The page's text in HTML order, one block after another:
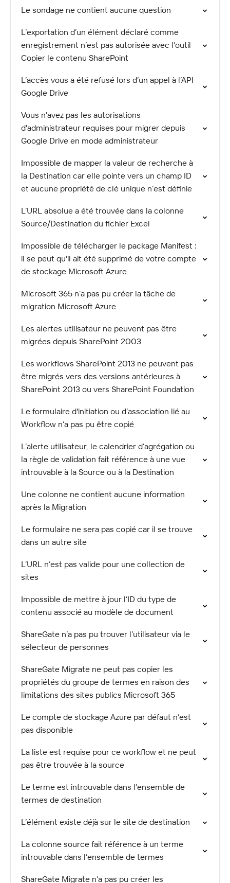
Le sondage ne contient aucune question
L’exportation d’un élément déclaré comme
enregistrement n’est pas autorisée avec l’outil
Copier le contenu SharePoint
L’accès vous a été refusé lors d’un appel à l’API
Google Drive
Vous n'avez pas les autorisations
d'administrateur requises pour migrer depuis
Google Drive en mode administrateur
Impossible de mapper la valeur de recherche à
la Destination car elle pointe vers un champ ID
et aucune propriété de clé unique n’est définie
L’URL absolue a été trouvée dans la colonne
Source/Destination du fichier Excel
Impossible de télécharger le package Manifest :
il se peut qu'il ait été supprimé de votre compte
de stockage Microsoft Azure
Microsoft 365 n’a pas pu créer la tâche de
migration Microsoft Azure
Les alertes utilisateur ne peuvent pas être
migrées depuis SharePoint 2003
Les workflows SharePoint 2013 ne peuvent pas
être migrés vers des versions antérieures à
SharePoint 2013 ou vers SharePoint Foundation
Le formulaire d'initiation ou d’association lié au
Workflow n’a pas pu être copié
L’alerte utilisateur, le calendrier d’agrégation ou
la règle de validation fait référence à une vue
introuvable à la Source ou à la Destination
Une colonne ne contient aucune information
après la Migration
Le formulaire ne sera pas copié car il se trouve
dans un autre site
L’URL n’est pas valide pour une collection de
sites
Impossible de mettre à jour l’ID du type de
contenu associé au modèle de document
ShareGate n’a pas pu trouver l’utilisateur via le
sélecteur de personnes
ShareGate Migrate ne peut pas copier les
propriétés du groupe de termes en raison des
limitations des sites publics Microsoft 365
Le compte de stockage Azure par défaut n’est
pas disponible
La liste est requise pour ce workflow et ne peut
pas être trouvée à la source
Le terme est introuvable dans l’ensemble de
termes de destination
L’élément existe déjà sur le site de destination
La colonne source fait référence à un terme
introuvable dans l’ensemble de termes
ShareGate Migrate n’a pas pu créer les